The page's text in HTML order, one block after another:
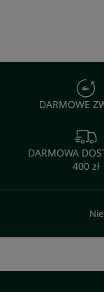
DARMOWE
DARMOWA
400 zł